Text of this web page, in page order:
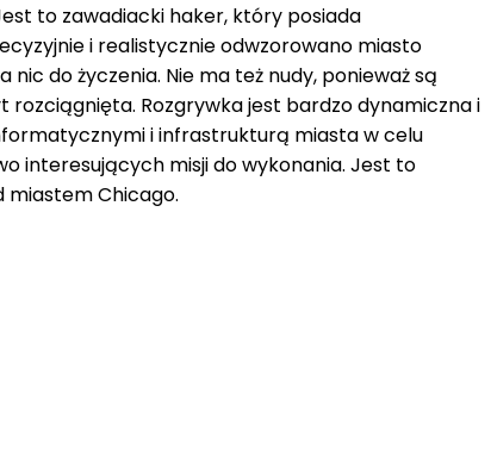
to zawadiacki haker, który posiada
i realistycznie odwzorowano miasto
do życzenia. Nie ma też nudy, ponieważ są
rozciągnięta. Rozgrywka jest bardzo dynamiczna i
i infrastrukturą miasta w celu
interesujących misji do wykonania. Jest to
Chicago.